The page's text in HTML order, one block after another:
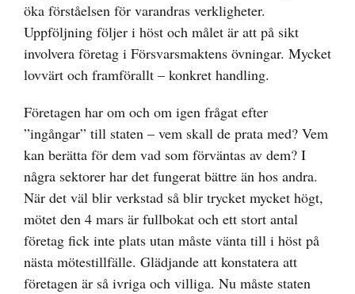
öka förståelsen för varandras verkligheter.
Uppföljning följer i höst och målet är att på sikt
involvera företag i Försvarsmaktens övningar. Mycket
lovvärt och framförallt – konkret handling.
Företagen har om och om igen frågat efter
”ingångar” till staten – vem skall de prata med? Vem
kan berätta för dem vad som förväntas av dem? I
några sektorer har det fungerat bättre än hos andra.
När det väl blir verkstad så blir trycket mycket högt,
mötet den 4 mars är fullbokat och ett stort antal
företag fick inte plats utan måste vänta till i höst på
nästa mötestillfälle. Glädjande att konstatera att
företagen är så ivriga och villiga. Nu måste staten